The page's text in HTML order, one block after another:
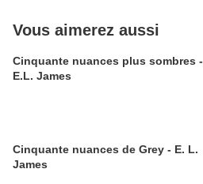
Vous aimerez aussi
Cinquante nuances plus sombres -
E.L. James
Cinquante nuances de Grey - E. L.
James